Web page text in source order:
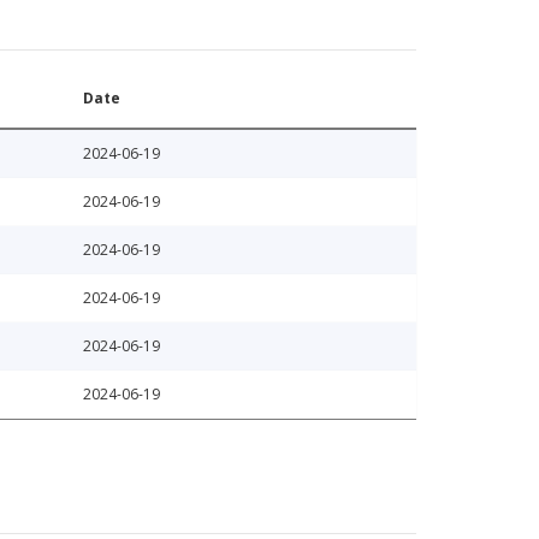
Date
2024-06-19
2024-06-19
2024-06-19
2024-06-19
2024-06-19
2024-06-19